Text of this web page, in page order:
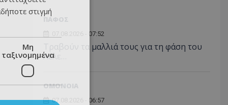
ΠΑΦΟΣ
07.08.2026 - 07:52
Τραβούν τα μαλλιά τους για τη φάση του
Λέλε…
ΟΜΟΝΟΙΑ
07.08.2026 - 06:57
στιγμή
Μη
ταξινομημένα